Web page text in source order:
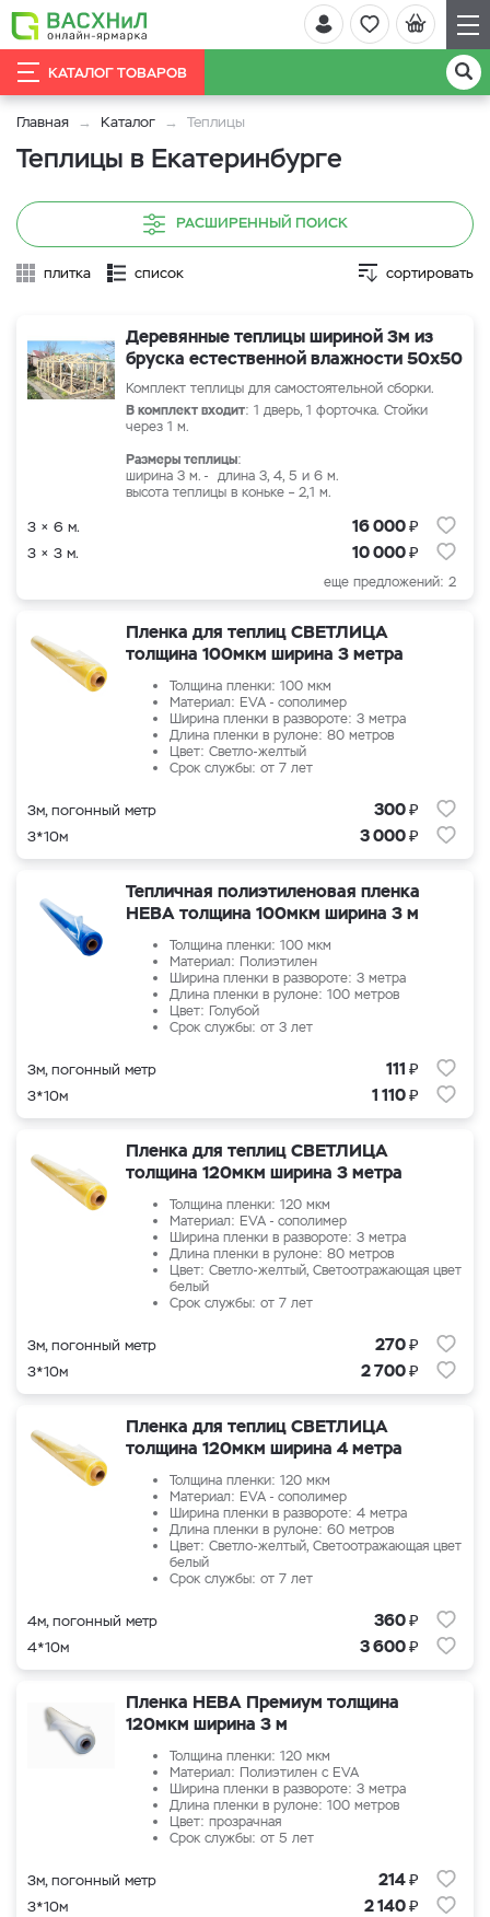
КАТАЛОГ ТОВАРОВ
Главная Каталог Теплицы
Теплицы в Екатеринбурге
РАСШИРЕННЫЙ ПОИСК
плитка список сортировать
Деревянные теплицы шириной 3м из
бруска естественной влажности 50х50
Комплект теплицы для самостоятельной сборки.
В комплект входит: 1 дверь, 1 форточка. Стойки
через 1 м.
Размеры теплицы:
ширина 3 м. - длина 3, 4, 5 и 6 м.
высота теплицы в коньке – 2,1 м.
3 × 6 м. 16 000₽
3 × 3 м. 10 000₽
еще предложений: 2
Пленка для теплиц СВЕТЛИЦА
толщина 100мкм ширина 3 метра
Толщина пленки: 100 мкм
Материал: EVA - сополимер
Ширина пленки в развороте: 3 метра
Длина пленки в рулоне: 80 метров
Цвет: Светло-желтый
Срок службы: от 7 лет
3м, погонный метр 300₽
3*10м 3 000₽
Тепличная полиэтиленовая пленка
НЕВА толщина 100мкм ширина 3 м
Толщина пленки: 100 мкм
Материал: Полиэтилен
Ширина пленки в развороте: 3 метра
Длина пленки в рулоне: 100 метров
Цвет: Голубой
Срок службы: от 3 лет
3м, погонный метр 111₽
3*10м 1 110₽
Пленка для теплиц СВЕТЛИЦА
толщина 120мкм ширина 3 метра
Толщина пленки: 120 мкм
Материал: EVA - сополимер
Ширина пленки в развороте: 3 метра
Длина пленки в рулоне: 80 метров
Цвет: Светло-желтый, Светоотражающая цвет
белый
Срок службы: от 7 лет
3м, погонный метр 270₽
3*10м 2 700₽
Пленка для теплиц СВЕТЛИЦА
толщина 120мкм ширина 4 метра
Толщина пленки: 120 мкм
Материал: EVA - сополимер
Ширина пленки в развороте: 4 метра
Длина пленки в рулоне: 60 метров
Цвет: Светло-желтый, Светоотражающая цвет
белый
Срок службы: от 7 лет
4м, погонный метр 360₽
4*10м 3 600₽
Пленка НЕВА Премиум толщина
120мкм ширина 3 м
Толщина пленки: 120 мкм
Материал: Полиэтилен с EVA
Ширина пленки в развороте: 3 метра
Длина пленки в рулоне: 100 метров
Цвет: прозрачная
Срок службы: от 5 лет
3м, погонный метр 214₽
3*10м 2 140₽